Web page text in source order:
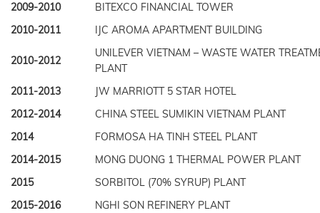
2009-2010
BITEXCO FINANCIAL TOWER
2010-2011
IJC AROMA APARTMENT BUILDING
2010-2012
UNILEVER VIETNAM – WASTE WATER
PLANT
2011-2013
JW MARRIOTT 5 STAR HOTEL
2012-2014
CHINA STEEL SUMIKIN VIETNAM PLANT
2014
FORMOSA HA TINH STEEL PLANT
2014-2015
MONG DUONG 1 THERMAL POWER PLANT
2015
SORBITOL (70% SYRUP) PLANT
2015-2016
NGHI SON REFINERY PLANT